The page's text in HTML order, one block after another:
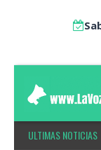
ULTIMAS NOTICIAS
Comenzaron los trabajos en el predio de la futura Terminal Metropolitana de Ómnibus de Catamarca